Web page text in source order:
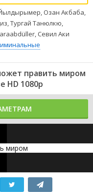
Озан Акбаба,
Тургай Танюлкю,
Севил Аки
править миром
HD 1080p